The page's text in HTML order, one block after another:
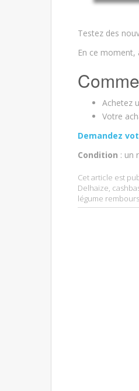
Testez des
En ce
Achetez
Votre
Demandez
Condition : un
Cet article est
Delhaize,
légume